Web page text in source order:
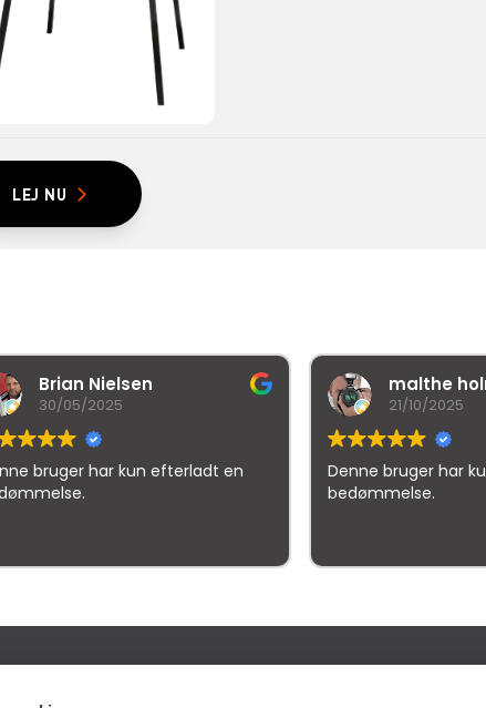
LEJ NU
Nielsen
05/2025
har kun efterladt en
malthe holm
21/10/2025
Denne bruger har kun
bedømmelse.